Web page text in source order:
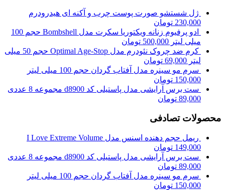
ژل شستشو صورت پوست چرب و آکنه ای هیدرودرم
230,000 تومان
ادو پرفیوم زنانه ویکتوریا سکرت مدل Bombshell حجم 100
میلی لیتر 500,000 تومان
کرم ضد چروک نئودرم مدل Optimal Age-Stop حجم 50 میلی
لیتر 69,000 تومان
سرم مو سینره مدل آفتاب گردان حجم 100 میلی لیتر
150,000 تومان
ست برس آرایشی مدل پاستیلی کد d8900 مجموعه 8 عددی
89,000 تومان
محصولات تصادفی
ریمل حجم دهنده اسنس مدل I Love Extreme Volume
149,000 تومان
ست برس آرایشی مدل پاستیلی کد d8900 مجموعه 8 عددی
89,000 تومان
سرم مو سینره مدل آفتاب گردان حجم 100 میلی لیتر
150,000 تومان